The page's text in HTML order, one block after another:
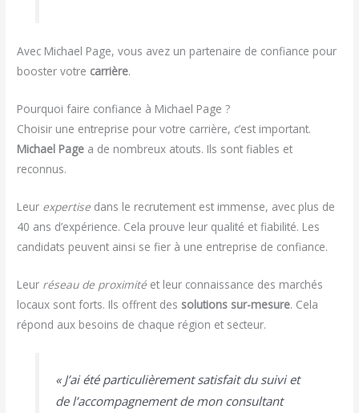
Avec Michael Page, vous avez un partenaire de confiance pour
booster votre carrière.
Pourquoi faire confiance à Michael Page ?
Choisir une entreprise pour votre carrière, c’est important.
Michael Page a de nombreux atouts. Ils sont fiables et
reconnus.
Leur expertise dans le recrutement est immense, avec plus de
40 ans d’expérience. Cela prouve leur qualité et fiabilité. Les
candidats peuvent ainsi se fier à une entreprise de confiance.
Leur réseau de proximité et leur connaissance des marchés
locaux sont forts. Ils offrent des solutions sur-mesure. Cela
répond aux besoins de chaque région et secteur.
« J’ai été particulièrement satisfait du suivi et
de l’accompagnement de mon consultant